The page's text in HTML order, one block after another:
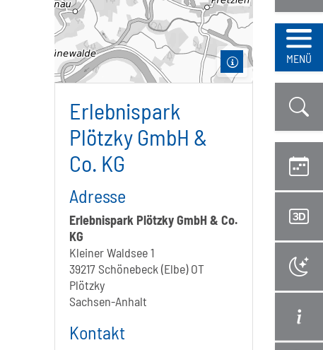
MENÜ
Erlebnispark
Plötzky GmbH &
Co. KG
Adresse
Erlebnispark Plötzky GmbH & Co.
KG
Kleiner Waldsee 1
39217 Schönebeck (Elbe) OT
Plötzky
Sachsen-Anhalt
Kontakt